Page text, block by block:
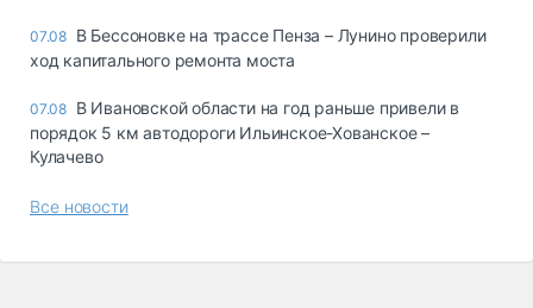
07.08 В Бессоновке на трассе Пенза – Лунино проверили
ход капитального ремонта моста
07.08 В Ивановской области на год раньше привели в
порядок 5 км автодороги Ильинское-Хованское –
Кулачево
Все новости